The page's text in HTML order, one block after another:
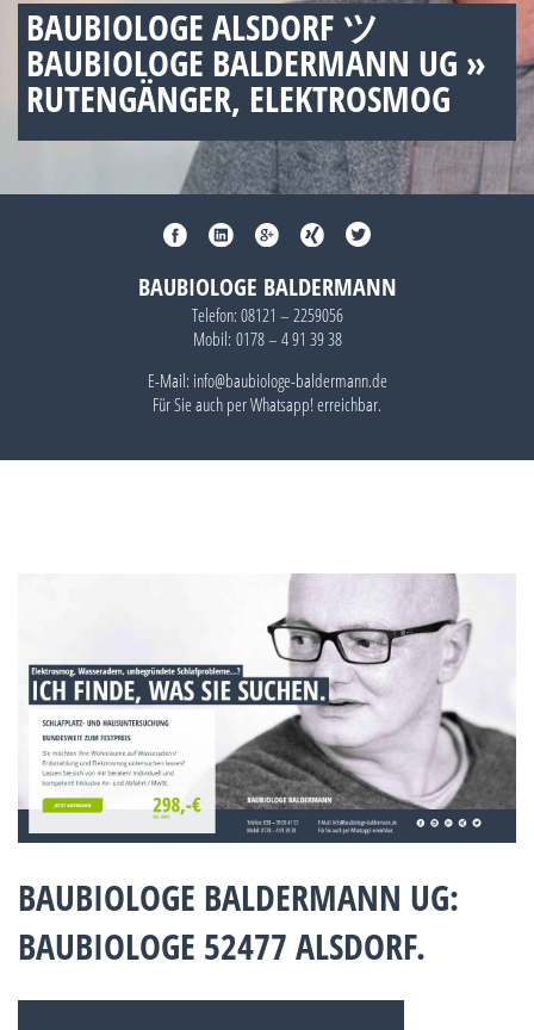
BAUBIOLOGE ALSDORF ツ
BAUBIOLOGE BALDERMANN UG »
RUTENGÄNGER, ELEKTROSMOG
BAUBIOLOGE BALDERMANN
Telefon: 08121 – 2259056
Mobil: 0178 – 4 91 39 38
E-Mail: info@baubiologe-baldermann.de
Für Sie auch perWhatsapp!erreichbar.
BAUBIOLOGE BALDERMANN UG:
BAUBIOLOGE 52477 ALSDORF.